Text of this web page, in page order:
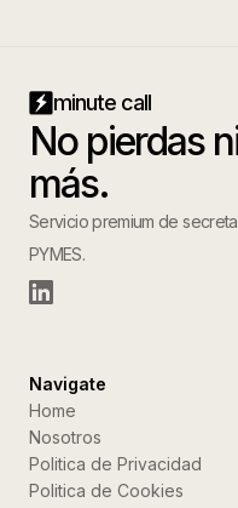
minute call
No pierdas
más.
Servicio premium de
PYMES.
Navigate
Home
Nosotros
Politica de Privacidad
Politica de Cookies